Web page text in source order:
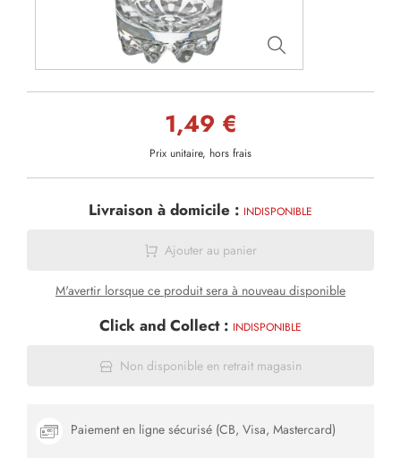
1,49 €
Prix unitaire, hors frais
Livraison à domicile : INDISPONIBLE
Ajouter au panier
M'avertir lorsque ce produit sera à nouveau disponible
Click and Collect : INDISPONIBLE
Non disponible en retrait magasin
Paiement en ligne sécurisé (CB, Visa, Mastercard)